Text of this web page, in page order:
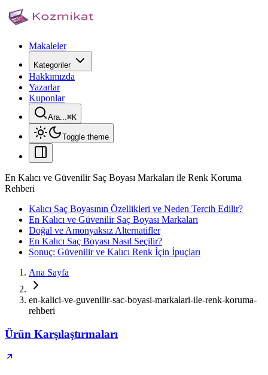
Makaleler
Kategoriler
Hakkımızda
Yazarlar
Kuponlar
Ara...⌘K
Toggle theme
En Kalıcı ve Güvenilir Saç Boyası Markaları ile Renk Koruma
Rehberi
Kalıcı Saç Boyasının Özellikleri ve Neden Tercih Edilir?
En Kalıcı ve Güvenilir Saç Boyası Markaları
Doğal ve Amonyaksız Alternatifler
En Kalıcı Saç Boyası Nasıl Seçilir?
Sonuç: Güvenilir ve Kalıcı Renk İçin İpuçları
Ana Sayfa
en-kalici-ve-guvenilir-sac-boyasi-markalari-ile-renk-koruma-
rehberi
Ürün Karşılaştırmaları